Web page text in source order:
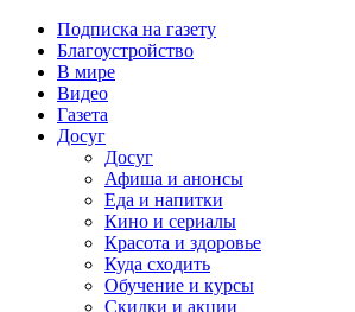
Подписка на газету
Благоустройство
В мире
Видео
Газета
Досуг
Досуг
Афиша и анонсы
Еда и напитки
Кино и сериалы
Красота и здоровье
Куда сходить
Обучение и курсы
Скидки и акции